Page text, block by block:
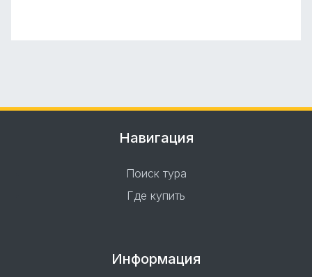
Навигация
Поиск тура
Где купить
Информация